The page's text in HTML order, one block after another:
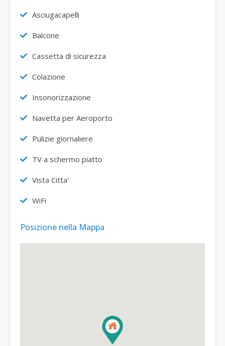
Asciugacapelli
Balcone
Cassetta di sicurezza
Colazione
Insonorizzazione
Navetta per Aeroporto
Pulizie giornaliere
TV a schermo piatto
Vista Citta'
WiFi
Posizione nella Mappa